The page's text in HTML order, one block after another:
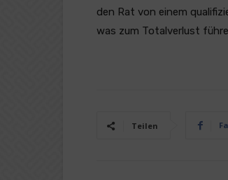
den Rat von einem
was zum Totalverlust
Teilen